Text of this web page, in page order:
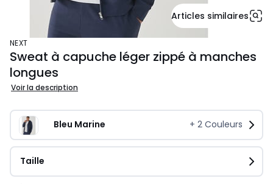
Articles similaires
NEXT
Sweat à capuche léger zippé à manches
longues
Voir la description
Bleu Marine + 2 Couleurs
Taille